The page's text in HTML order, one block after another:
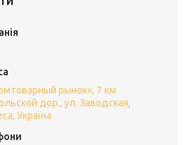
рынок», 7 км
дор., ул. Заводская,
Україна